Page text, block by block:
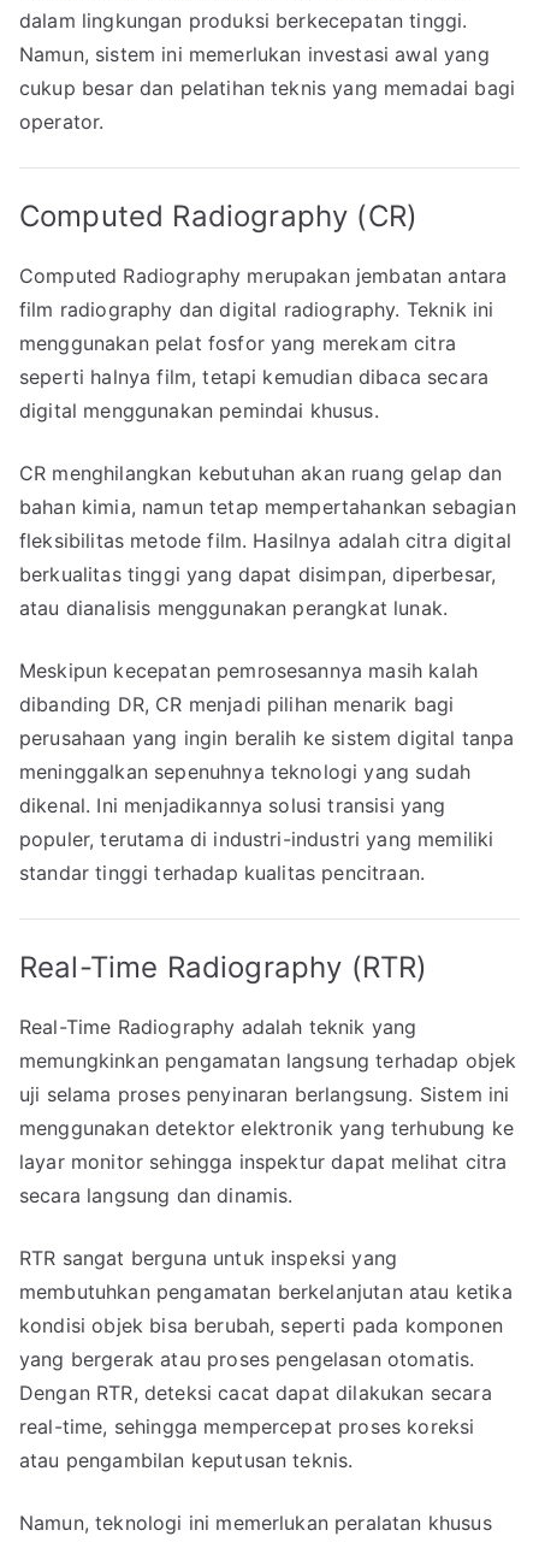
dalam lingkungan produksi berkecepatan tinggi.
Namun, sistem ini memerlukan investasi awal yang
cukup besar dan pelatihan teknis yang memadai bagi
operator.
Computed Radiography (CR)
Computed Radiography merupakan jembatan antara
film radiography dan digital radiography. Teknik ini
menggunakan pelat fosfor yang merekam citra
seperti halnya film, tetapi kemudian dibaca secara
digital menggunakan pemindai khusus.
CR menghilangkan kebutuhan akan ruang gelap dan
bahan kimia, namun tetap mempertahankan sebagian
fleksibilitas metode film. Hasilnya adalah citra digital
berkualitas tinggi yang dapat disimpan, diperbesar,
atau dianalisis menggunakan perangkat lunak.
Meskipun kecepatan pemrosesannya masih kalah
dibanding DR, CR menjadi pilihan menarik bagi
perusahaan yang ingin beralih ke sistem digital tanpa
meninggalkan sepenuhnya teknologi yang sudah
dikenal. Ini menjadikannya solusi transisi yang
populer, terutama di industri-industri yang memiliki
standar tinggi terhadap kualitas pencitraan.
Real-Time Radiography (RTR)
Real-Time Radiography adalah teknik yang
memungkinkan pengamatan langsung terhadap objek
uji selama proses penyinaran berlangsung. Sistem ini
menggunakan detektor elektronik yang terhubung ke
layar monitor sehingga inspektur dapat melihat citra
secara langsung dan dinamis.
RTR sangat berguna untuk inspeksi yang
membutuhkan pengamatan berkelanjutan atau ketika
kondisi objek bisa berubah, seperti pada komponen
yang bergerak atau proses pengelasan otomatis.
Dengan RTR, deteksi cacat dapat dilakukan secara
real-time, sehingga mempercepat proses koreksi
atau pengambilan keputusan teknis.
Namun, teknologi ini memerlukan peralatan khusus